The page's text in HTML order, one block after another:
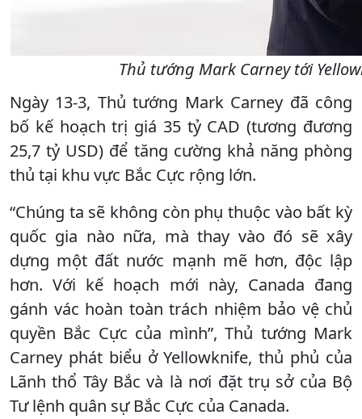
Thủ tướng Mark Carney tới
Ngày 13-3, Thủ tướng Mark Carney đã công
bố kế hoạch trị giá 35 tỷ CAD (tương đương
25,7 tỷ USD) để tăng cường khả năng phòng
thủ tại khu vực Bắc Cực rộng lớn.
“Chúng ta sẽ không còn phụ thuộc vào bất kỳ
quốc gia nào nữa, mà thay vào đó sẽ xây
dựng một đất nước mạnh mẽ hơn, độc lập
hơn. Với kế hoạch mới này, Canada đang
gánh vác hoàn toàn trách nhiệm bảo vệ chủ
quyền Bắc Cực của mình”, Thủ tướng Mark
Carney phát biểu ở Yellowknife, thủ phủ của
Lãnh thổ Tây Bắc và là nơi đặt trụ sở của Bộ
Tư lệnh quân sự Bắc Cực của Canada.